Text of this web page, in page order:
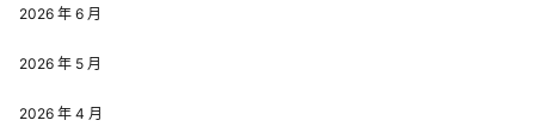
2026 年 6 月
2026 年 5 月
2026 年 4 月